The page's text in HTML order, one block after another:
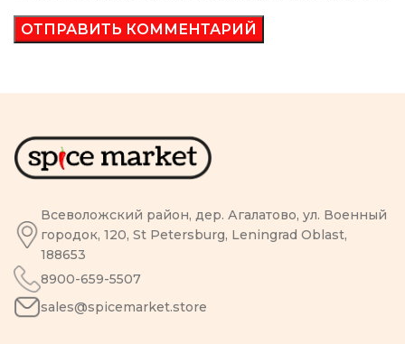
Всеволожский район, дер. Агалатово, ул. Военный
городок, 120, St Petersburg, Leningrad Oblast,
188653
8900-659-5507
sales@spicemarket.store